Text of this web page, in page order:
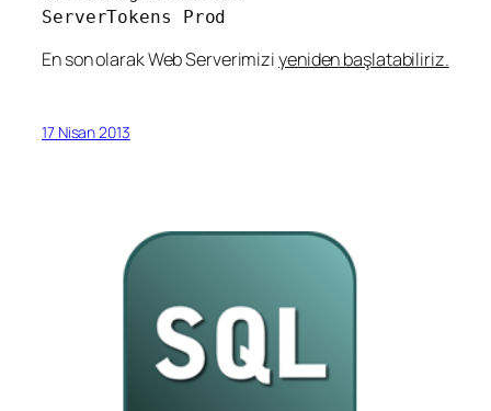
ServerTokens Prod
En son olarak Web Serverimiziyeniden başlatabiliriz.
17 Nisan 2013